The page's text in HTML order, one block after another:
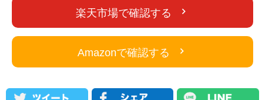
楽天市場で確認する
Amazonで確認する